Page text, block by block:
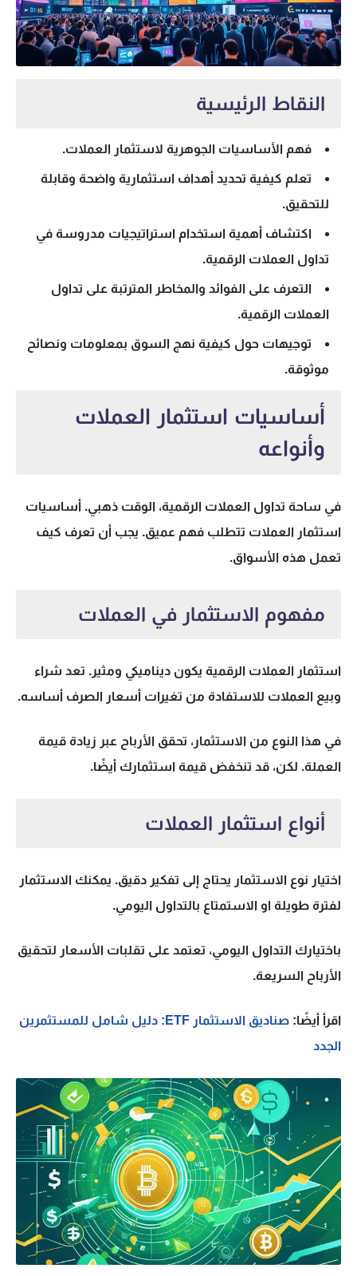
النقاط الرئيسية
فهم الأساسيات الجوهرية لاستثمار العملات.
تعلم كيفية تحديد أهداف استثمارية واضحة وقابلة
للتحقيق.
اكتشاف أهمية استخدام استراتيجيات مدروسة في
تداول العملات الرقمية.
التعرف على الفوائد والمخاطر المترتبة على تداول
العملات الرقمية.
توجيهات حول كيفية نهج السوق بمعلومات ونصائح
موثوقة.
أساسيات استثمار العملات
وأنواعه
في ساحة تداول العملات الرقمية، الوقت ذهبي. أساسيات
استثمار العملات تتطلب فهم عميق. يجب أن تعرف كيف
تعمل هذه الأسواق.
مفهوم الاستثمار في العملات
استثمار العملات الرقمية يكون ديناميكي ومثير. تعد شراء
وبيع العملات للاستفادة من تغيرات أسعار الصرف أساسه.
في هذا النوع من الاستثمار، تحقق الأرباح عبر زيادة قيمة
العملة. لكن، قد تنخفض قيمة استثمارك أيضًا.
أنواع استثمار العملات
اختيار نوع الاستثمار يحتاج إلى تفكير دقيق. يمكنك الاستثمار
لفترة طويلة او الاستمتاع بالتداول اليومي.
باختيارك التداول اليومي، تعتمد على تقلبات الأسعار لتحقيق
الأرباح السريعة.
اقرأ أيضًا:
صناديق الاستثمار ETF: دليل شامل للمستثمرين
الجدد